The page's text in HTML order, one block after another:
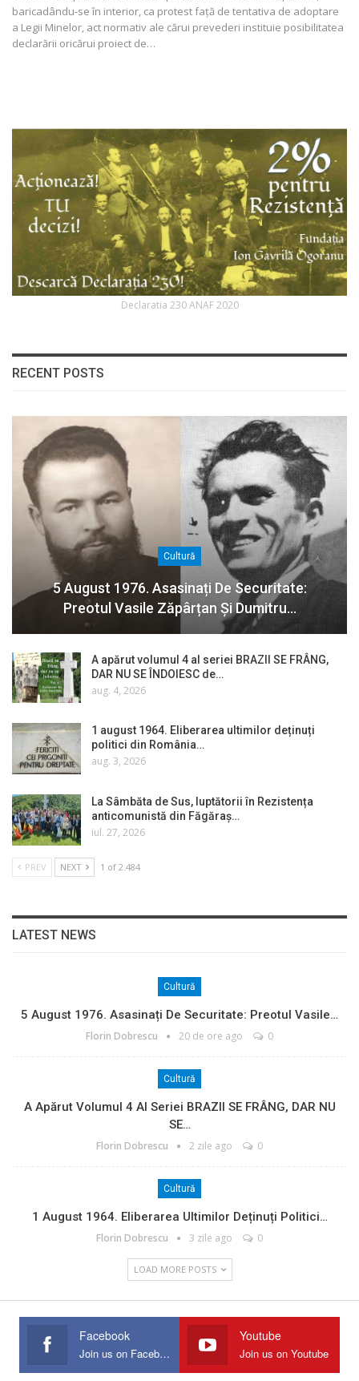
baricadându-se în interior, ca protest faţă de tentativa de adoptare
a Legii Minelor, act normativ ale cărui prevederi instituie posibilitatea
declarării oricărui proiect de…
Declaratia 230 ANAF 2020
RECENT POSTS
Cultură
5 August 1976. Asasinați De Securitate:
Preotul Vasile Zăpârțan Și Dumitru…
A apărut volumul 4 al seriei BRAZII SE FRÂNG,
DAR NU SE ÎNDOIESC de…
aug. 4, 2026
1 august 1964. Eliberarea ultimilor deținuți
politici din România…
aug. 3, 2026
La Sâmbăta de Sus, luptătorii în Rezistența
anticomunistă din Făgăraș…
iul. 27, 2026
PREV NEXT 1 of 2.484
LATEST NEWS
Cultură
5 August 1976. Asasinați De Securitate: Preotul Vasile…
Florin Dobrescu 20 de ore ago 0
Cultură
A Apărut Volumul 4 Al Seriei BRAZII SE FRÂNG, DAR NU
SE…
Florin Dobrescu 2 zile ago 0
Cultură
1 August 1964. Eliberarea Ultimilor Deținuți Politici…
Florin Dobrescu 3 zile ago 0
LOAD MORE POSTS
Facebook
Join us on Facebook
Youtube
Join us on Youtube